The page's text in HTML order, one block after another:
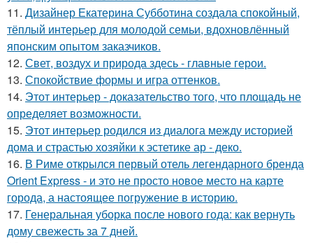
11. Дизайнер Екатерина Субботина создала спокойный,
тёплый интерьер для молодой семьи, вдохновлённый
японским опытом заказчиков.
12. Свет, воздух и природа здесь - главные герои.
13. Спокойствие формы и игра оттенков.
14. Этот интерьер - доказательство того, что площадь не
определяет возможности.
15. Этот интерьер родился из диалога между историей
дома и страстью хозяйки к эстетике ар - деко.
16. В Риме открылся первый отель легендарного бренда
Orient Express - и это не просто новое место на карте
города, а настоящее погружение в историю.
17. Генеральная уборка после нового года: как вернуть
дому свежесть за 7 дней.